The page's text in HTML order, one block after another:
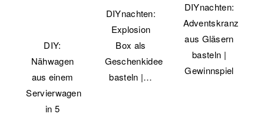
DIY:
Nähwagen
aus einem
Servierwagen
in 5
DIYnachten:
Explosion
Box als
Geschenkidee
basteln |…
DIYnachten:
Adventskranz
aus Gläsern
basteln |
Gewinnspiel